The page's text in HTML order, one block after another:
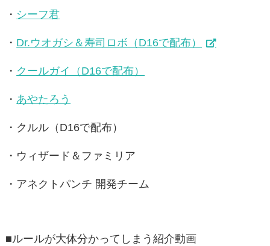
・ シーフ君
・ Dr.ウオガシ＆寿司ロボ（D16で配布）
・ クールガイ（D16で配布）
・ あやたろう
・クルル（D16で配布）
・ウィザード＆ファミリア
・アネクトパンチ 開発チーム
■ルールが大体分かってしまう紹介動画